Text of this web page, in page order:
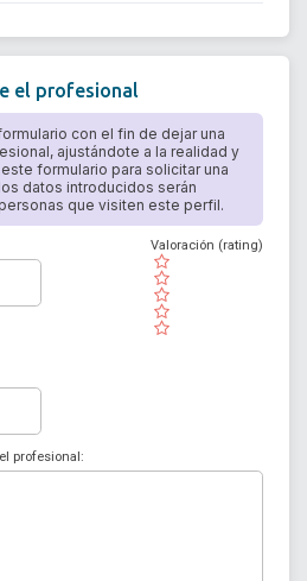
el profesional
con el fin de dejar una
ajustándote a la realidad y
formulario para solicitar una
datos introducidos serán
que visiten este perfil.
( )
( )
( )
( )
( )
Valoración (rating)
profesional: